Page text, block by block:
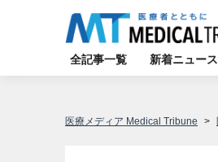
全記事一覧 新着ニュース
医療メディア Medical Tribune